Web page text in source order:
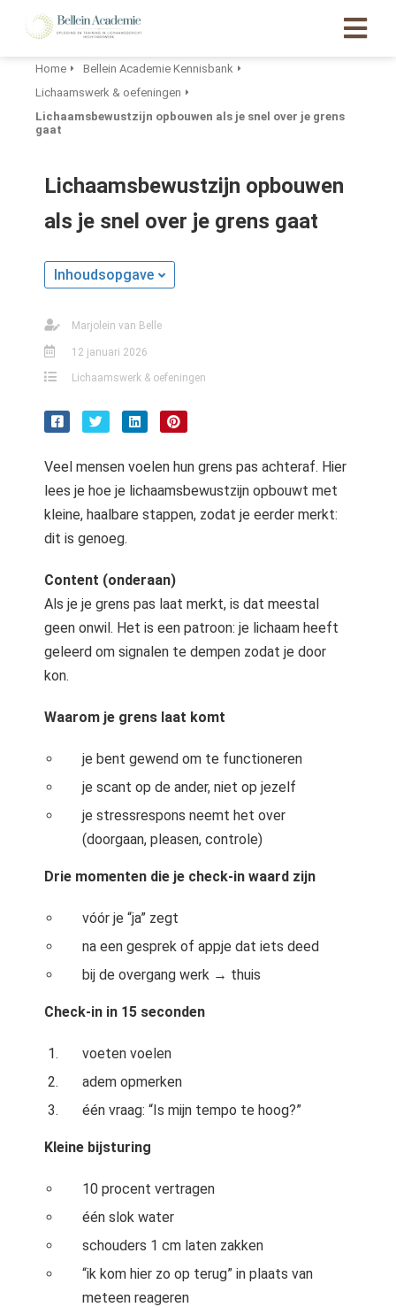
Home
Bellein Academie Kennisbank
Lichaamswerk & oefeningen
Lichaamsbewustzijn opbouwen als je snel over je grens
gaat
Lichaamsbewustzijn opbouwen
als je snel over je grens gaat
Inhoudsopgave
Marjolein van Belle
12 januari 2026
Lichaamswerk & oefeningen
Veel mensen voelen hun grens pas achteraf. Hier
lees je hoe je lichaamsbewustzijn opbouwt met
kleine, haalbare stappen, zodat je eerder merkt:
dit is genoeg.
Content (onderaan)
Als je je grens pas laat merkt, is dat meestal
geen onwil. Het is een patroon: je lichaam heeft
geleerd om signalen te dempen zodat je door
kon.
Waarom je grens laat komt
je bent gewend om te functioneren
je scant op de ander, niet op jezelf
je stressrespons neemt het over
(doorgaan, pleasen, controle)
Drie momenten die je check-in waard zijn
vóór je “ja” zegt
na een gesprek of appje dat iets deed
bij de overgang werk → thuis
Check-in in 15 seconden
voeten voelen
adem opmerken
één vraag: “Is mijn tempo te hoog?”
Kleine bijsturing
10 procent vertragen
één slok water
schouders 1 cm laten zakken
“ik kom hier zo op terug” in plaats van
meteen reageren
policy
gebruikt
deze
worden
op
gebruikt
te